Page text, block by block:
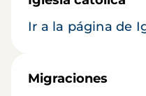
Ir a la página de
Migraciones